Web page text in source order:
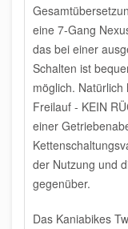
eine 7-Gang
das bei einer
Schalten ist
möglich. Natürlich
Freilauf - KEIN
einer
der Nutzung und
gegenüber.
Das Kaniabikes